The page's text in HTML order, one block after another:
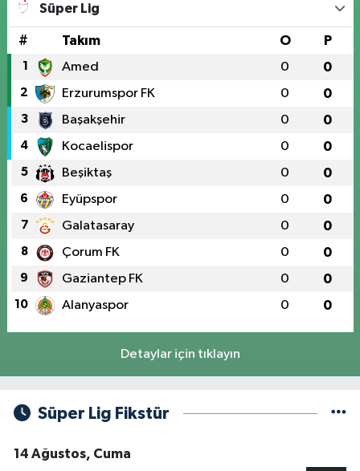
Süper Lig
# Takım O P
1 Amed 0 0
2 Erzurumspor FK 0 0
3 Başakşehir 0 0
4 Kocaelispor 0 0
5 Beşiktaş 0 0
6 Eyüpspor 0 0
7 Galatasaray 0 0
8 Çorum FK 0 0
9 Gaziantep FK 0 0
10 Alanyaspor 0 0
Detaylar için tıklayın
Süper Lig Fikstür
14 Ağustos, Cuma